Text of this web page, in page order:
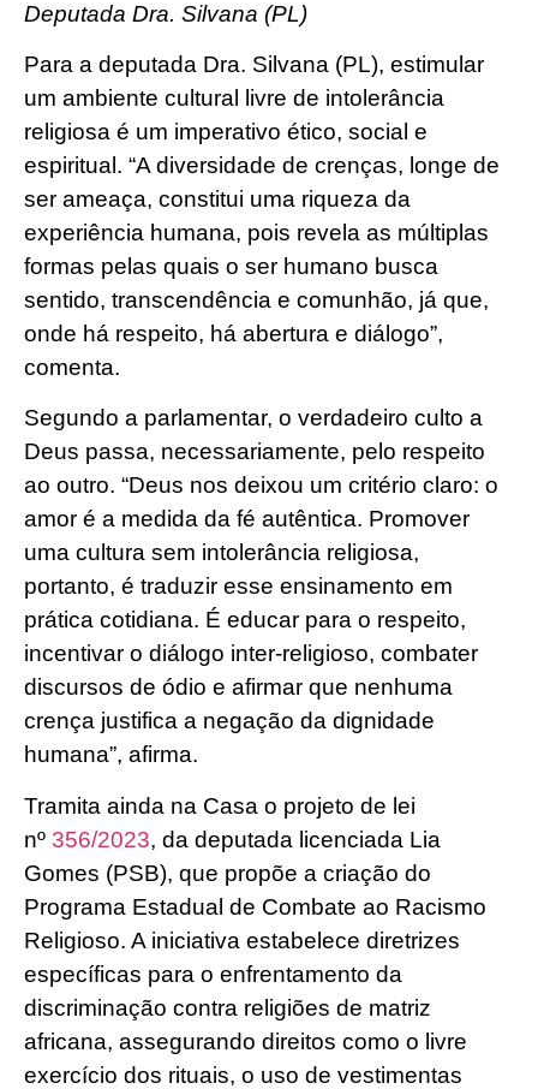
Deputada Dra. Silvana (PL)
Para a deputada Dra. Silvana (PL), estimular
um ambiente cultural livre de intolerância
religiosa é um imperativo ético, social e
espiritual. “A diversidade de crenças, longe de
ser ameaça, constitui uma riqueza da
experiência humana, pois revela as múltiplas
formas pelas quais o ser humano busca
sentido, transcendência e comunhão, já que,
onde há respeito, há abertura e diálogo”,
comenta.
Segundo a parlamentar, o verdadeiro culto a
Deus passa, necessariamente, pelo respeito
ao outro. “Deus nos deixou um critério claro: o
amor é a medida da fé autêntica. Promover
uma cultura sem intolerância religiosa,
portanto, é traduzir esse ensinamento em
prática cotidiana. É educar para o respeito,
incentivar o diálogo inter-religioso, combater
discursos de ódio e afirmar que nenhuma
crença justifica a negação da dignidade
humana”, afirma.
Tramita ainda na Casa o projeto de lei
nº 356/2023, da deputada licenciada Lia
Gomes (PSB), que propõe a criação do
Programa Estadual de Combate ao Racismo
Religioso. A iniciativa estabelece diretrizes
específicas para o enfrentamento da
discriminação contra religiões de matriz
africana, assegurando direitos como o livre
exercício dos rituais, o uso de vestimentas